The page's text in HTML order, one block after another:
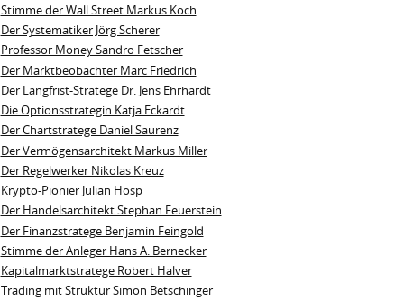
Stimme der Wall Street Markus Koch
Der Systematiker Jörg Scherer
Professor Money Sandro Fetscher
Der Marktbeobachter Marc Friedrich
Der Langfrist-Stratege Dr. Jens Ehrhardt
Die Optionsstrategin Katja Eckardt
Der Chartstratege Daniel Saurenz
Der Vermögensarchitekt Markus Miller
Der Regelwerker Nikolas Kreuz
Krypto-Pionier Julian Hosp
Der Handelsarchitekt Stephan Feuerstein
Der Finanzstratege Benjamin Feingold
Stimme der Anleger Hans A. Bernecker
Kapitalmarktstratege Robert Halver
Trading mit Struktur Simon Betschinger